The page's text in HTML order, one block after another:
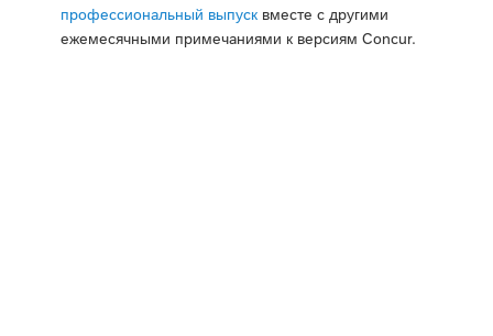
профессиональный выпуск вместе с другими
ежемесячными примечаниями к версиям Concur.